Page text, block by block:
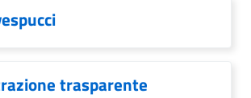
trasparente